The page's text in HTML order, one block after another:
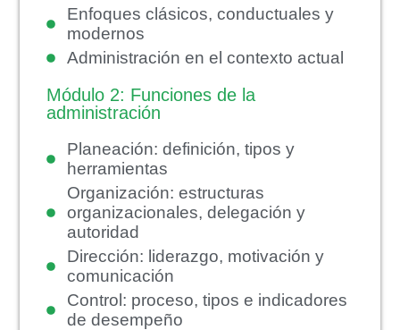
Enfoques clásicos, conductuales y
modernos
Administración en el contexto actual
Módulo 2: Funciones de la
administración
Planeación: definición, tipos y
herramientas
Organización: estructuras
organizacionales, delegación y
autoridad
Dirección: liderazgo, motivación y
comunicación
Control: proceso, tipos e indicadores
de desempeño